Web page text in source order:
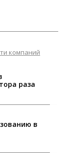
компаний
раза
в